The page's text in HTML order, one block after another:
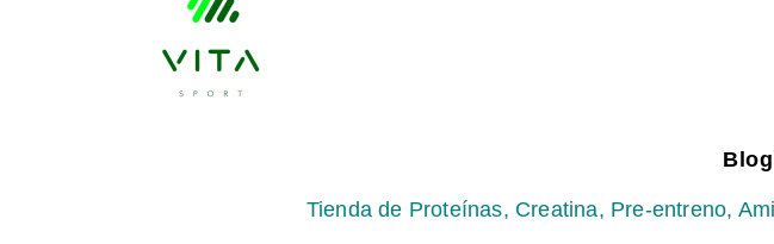
Tienda de Proteínas, Creatina, Pre-entreno,